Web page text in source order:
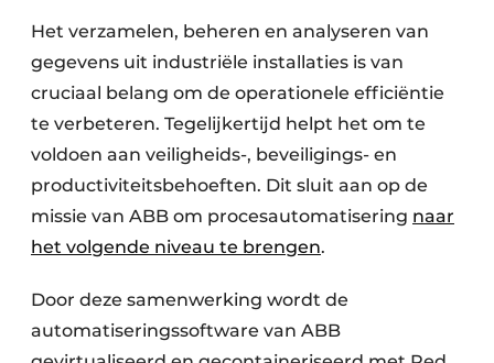
Het verzamelen, beheren en analyseren van
gegevens uit industriële installaties is van
cruciaal belang om de operationele efficiëntie
te verbeteren. Tegelijkertijd helpt het om te
voldoen aan veiligheids-, beveiligings- en
productiviteitsbehoeften. Dit sluit aan op de
missie van ABB om procesautomatisering naar
het volgende niveau te brengen.
Door deze samenwerking wordt de
automatiseringssoftware van ABB